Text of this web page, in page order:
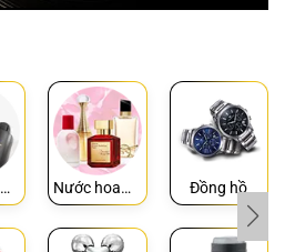
Nước hoa
Đồng hồ